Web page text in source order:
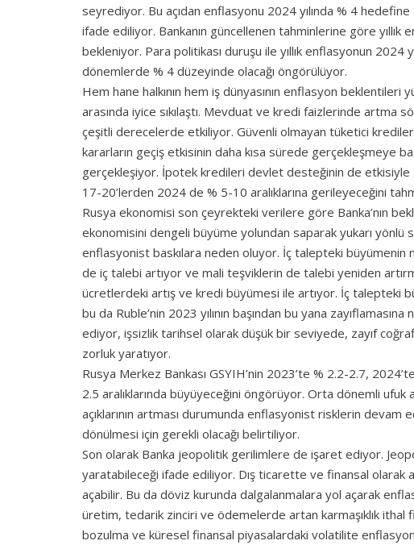
seyrediyor. Bu açıdan enflasyonu 2024 yılında % 4
ifade ediliyor. Bankanın güncellenen tahminlerine göre yıllık
bekleniyor. Para politikası duruşu ile yıllık enflasyonun 2024
dönemlerde % 4 düzeyinde olacağı öngörülüyor.
Hem hane halkının hem iş dünyasının enflasyon
arasında iyice sıkılaştı. Mevduat ve kredi faizlerinde artma
çeşitli derecelerde etkiliyor. Güvenli olmayan tüketici
kararların geçiş etkisinin daha kısa sürede gerçekleşmeye
gerçekleşiyor. İpotek kredileri devlet desteğinin de
17-20’lerden 2024 de % 5-10 aralıklarına gerileyeceğini
Rusya ekonomisi son çeyrekteki verilere göre Banka’nın
ekonomisini dengeli büyüme yolundan saparak yukarı yönlü
enflasyonist baskılara neden oluyor. İç talepteki
de iç talebi artıyor ve mali teşviklerin de talebi yeniden
ücretlerdeki artış ve kredi büyümesi ile artıyor. İç talepteki
bu da Ruble’nin 2023 yılının başından bu yana
ediyor, işsizlik tarihsel olarak düşük bir seviyede, zayıf
zorluk yaratıyor.
Rusya Merkez Bankası GSYIH’nin 2023’te % 2.2-2.7,
2.5 aralıklarında büyüyeceğini öngörüyor. Orta dönemli
açıklarının artması durumunda enflasyonist risklerin devam
dönülmesi için gerekli olacağı belirtiliyor.
Son olarak Banka jeopolitik gerilimlere de işaret ediyor.
yaratabileceği ifade ediliyor. Dış ticarette ve finansal olarak
açabilir. Bu da döviz kurunda dalgalanmalara yol açarak
üretim, tedarik zinciri ve ödemelerde artan karmaşıklık ithal
bozulma ve küresel finansal piyasalardaki volatilite